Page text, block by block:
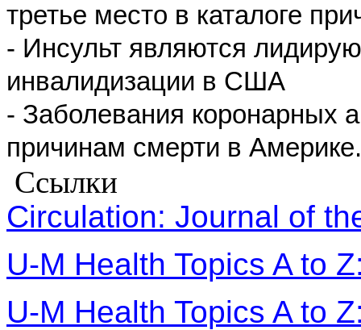
третье место в каталоге
- Инсульт являются
инвалидизации в США
- Заболевания коронарных
причинам смерти в Америке.
Ссылки
Circulation: Journal of
U-M Health Topics A to
U-M Health Topics A to